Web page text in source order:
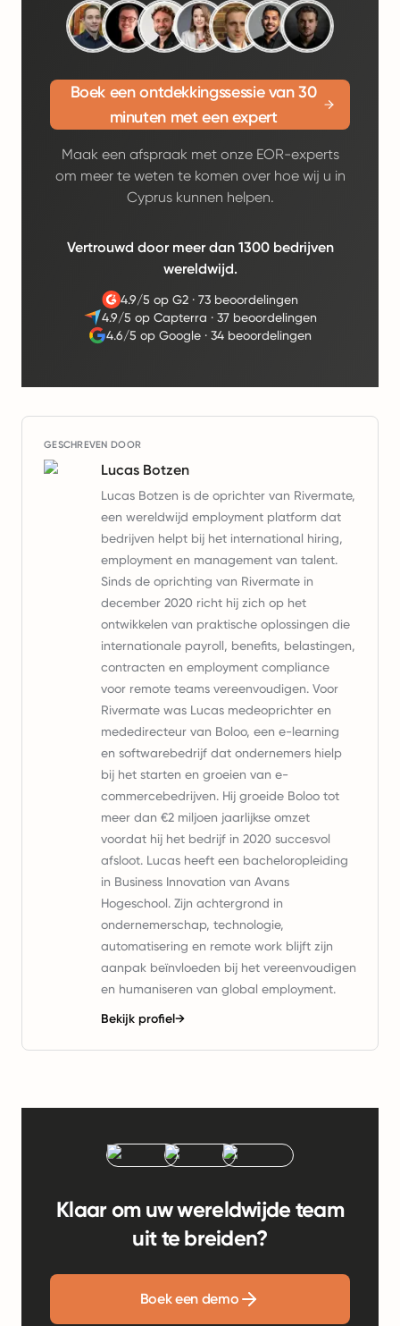
Boek een ontdekkingssessie van 30
minuten met een expert
Maak een afspraak met onze EOR-experts
om meer te weten te komen over hoe wij u in
Cyprus kunnen helpen.
Vertrouwd door meer dan 1300 bedrijven
wereldwijd.
4.9/5 op G2· 73 beoordelingen
4.9/5 op Capterra · 37 beoordelingen
4.6/5 op Google ·34 beoordelingen
GESCHREVEN DOOR
Lucas Botzen
Lucas Botzen is de oprichter van Rivermate,
een wereldwijd employment platform dat
bedrijven helpt bij het international hiring,
employment en management van talent.
Sinds de oprichting van Rivermate in
december 2020 richt hij zich op het
ontwikkelen van praktische oplossingen die
internationale payroll, benefits, belastingen,
contracten en employment compliance
voor remote teams vereenvoudigen. Voor
Rivermate was Lucas medeoprichter en
mededirecteur van Boloo, een e-learning
en softwarebedrijf dat ondernemers hielp
bij het starten en groeien van e-
commercebedrijven. Hij groeide Boloo tot
meer dan €2 miljoen jaarlijkse omzet
voordat hij het bedrijf in 2020 succesvol
afsloot. Lucas heeft een bacheloropleiding
in Business Innovation van Avans
Hogeschool. Zijn achtergrond in
ondernemerschap, technologie,
automatisering en remote work blijft zijn
aanpak beïnvloeden bij het vereenvoudigen
en humaniseren van global employment.
Bekijk profiel→
Klaar om uw wereldwijde team
uit te breiden?
Boek een demo